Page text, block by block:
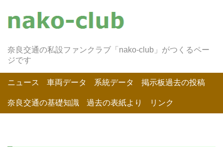
奈良交通の私設ファンクラブ「nako-club」がつくるペー
ジです
ニュース 車両データ 系統データ 掲示板過去の投稿
奈良交通の基礎知識 過去の表紙より リンク